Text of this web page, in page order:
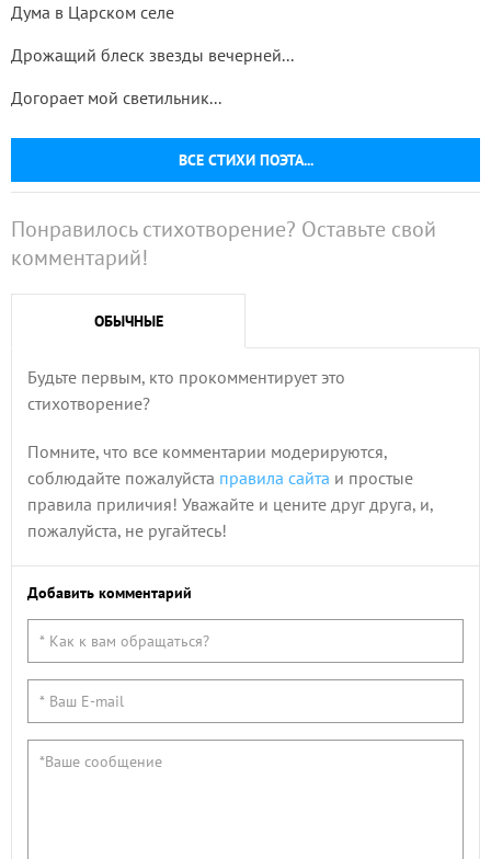
ВСЕ СТИХИ ПОЭТА...
Дума в Царском селе
Дрожащий блеск звезды вечерней...
Догорает мой светильник...
Понравилось стихотворение? Оставьте свой
комментарий!
ОБЫЧНЫЕ
Будьте первым, кто прокомментирует это
стихотворение?
Помните, что все комментарии модерируются,
соблюдайте пожалуйста правила сайта и простые
правила приличия! Уважайте и цените друг друга, и,
пожалуйста, не ругайтесь!
Добавить комментарий